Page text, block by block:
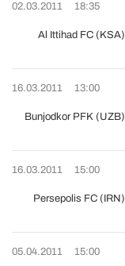
02.03.2011 18:35
Al Ittihad FC (KSA)
16.03.2011 13:00
Bunjodkor PFK (UZB)
16.03.2011 15:00
Persepolis FC (IRN)
05.04.2011 15:00